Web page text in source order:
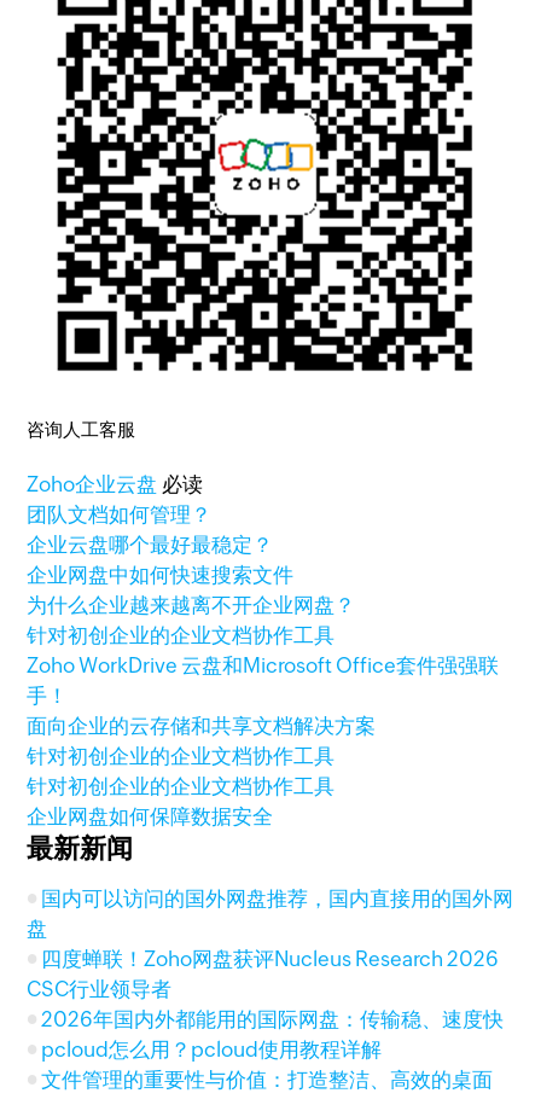
咨询人工客服
Zoho企业云盘 必读
团队文档如何管理？
企业云盘哪个最好最稳定？
企业网盘中如何快速搜索文件
为什么企业越来越离不开企业网盘？
针对初创企业的企业文档协作工具
Zoho WorkDrive 云盘和Microsoft Office套件强强联
手！
面向企业的云存储和共享文档解决方案
针对初创企业的企业文档协作工具
针对初创企业的企业文档协作工具
企业网盘如何保障数据安全
最新新闻
国内可以访问的国外网盘推荐，国内直接用的国外网
盘
四度蝉联！Zoho网盘获评Nucleus Research 2026
CSC行业领导者
2026年国内外都能用的国际网盘：传输稳、速度快
pcloud怎么用？pcloud使用教程详解
文件管理的重要性与价值：打造整洁、高效的桌面